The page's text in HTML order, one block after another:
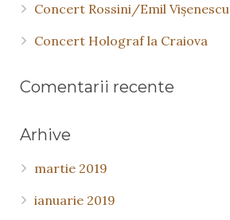
Concert Rossini/Emil Vişenescu
Concert Holograf la Craiova
Comentarii recente
Arhive
martie 2019
ianuarie 2019